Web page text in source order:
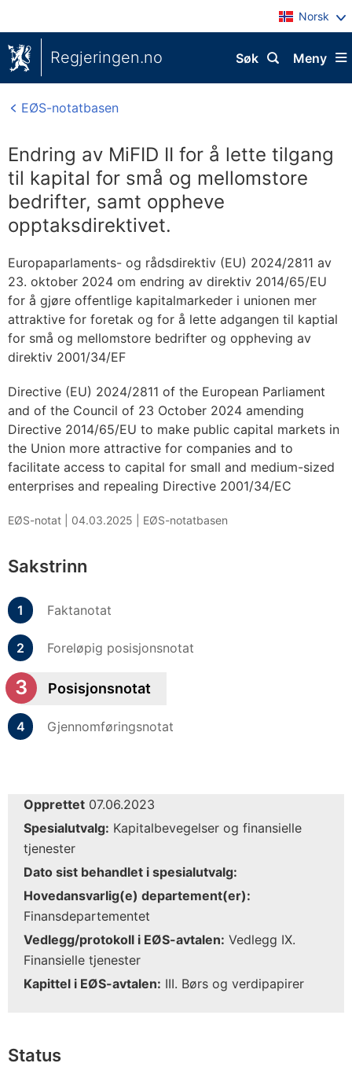
Norsk
Regjeringen.no Meny
Søk
EØS-notatbasen
Endring av MiFID II for å lette tilgang
til kapital for små og mellomstore
bedrifter, samt oppheve
opptaksdirektivet.
Europaparlaments- og rådsdirektiv (EU) 2024/2811 av
23. oktober 2024 om endring av direktiv 2014/65/EU
for å gjøre offentlige kapitalmarkeder i unionen mer
attraktive for foretak og for å lette adgangen til kaptial
for små og mellomstore bedrifter og oppheving av
direktiv 2001/34/EF
Directive (EU) 2024/2811 of the European Parliament
and of the Council of 23 October 2024 amending
Directive 2014/65/EU to make public capital markets in
the Union more attractive for companies and to
facilitate access to capital for small and medium-sized
enterprises and repealing Directive 2001/34/EC
EØS-notat | 04.03.2025 EØS-notatbasen
Sakstrinn
Faktanotat
Foreløpig posisjonsnotat
Posisjonsnotat
Gjennomføringsnotat
Opprettet 07.06.2023
Spesialutvalg: Kapitalbevegelser og finansielle
tjenester
Dato sist behandlet i spesialutvalg:
Hovedansvarlig(e) departement(er):
Finansdepartementet
Vedlegg/protokoll i EØS-avtalen: Vedlegg IX.
Finansielle tjenester
Kapittel i EØS-avtalen: III. Børs og verdipapirer
Status